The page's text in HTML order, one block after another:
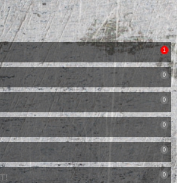
1
0
0
0
0
0